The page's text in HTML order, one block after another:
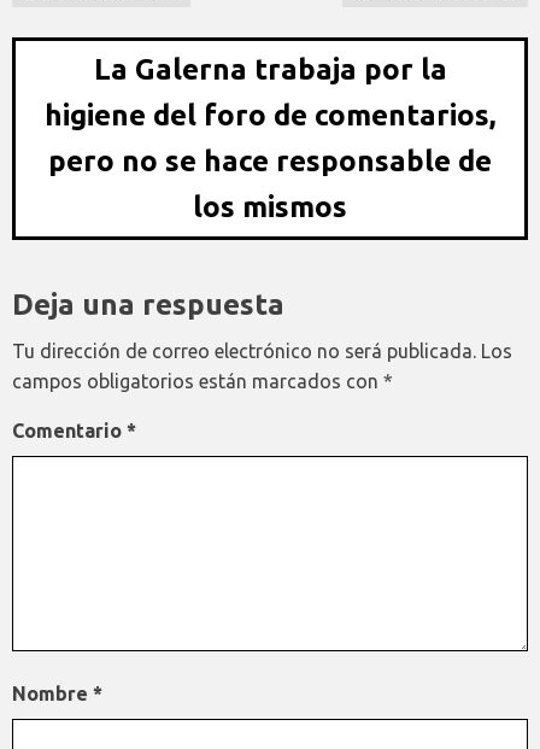
La Galerna trabaja por la
higiene del foro de comentarios,
pero no se hace responsable de
los mismos
Deja una respuesta
Tu dirección de correo electrónico no será publicada. Los
campos obligatorios están marcados con *
Comentario *
Nombre *